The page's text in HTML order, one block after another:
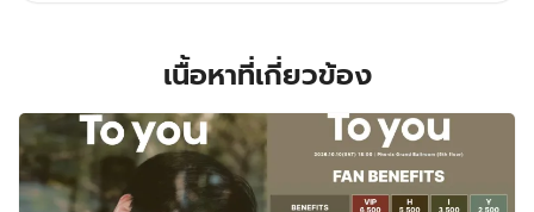
เนื้อหาที่เกี่ยวข้อง